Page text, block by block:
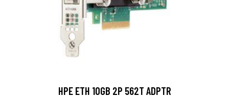
HPE ETH 10GB 2P 562T ADPTR